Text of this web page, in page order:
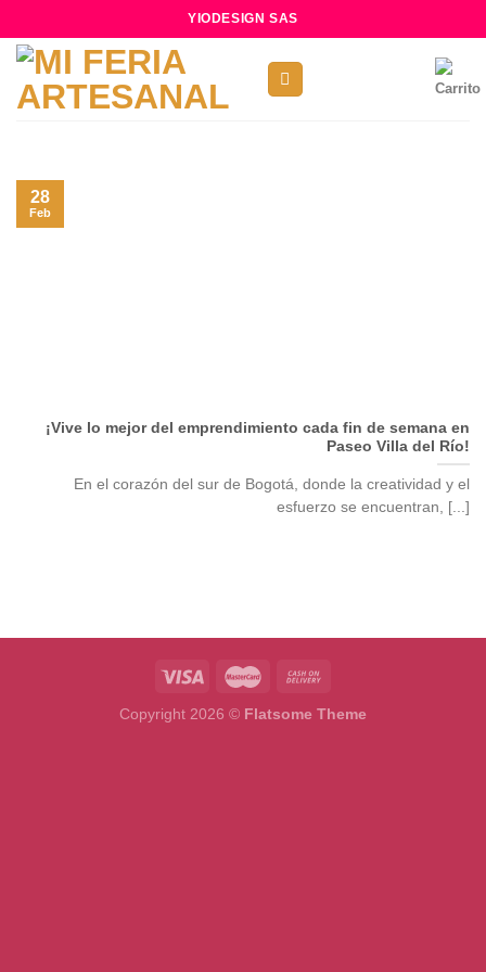
to
content
YIODESIGN SAS
¡Vive lo mejor del emprendimiento cada fin de semana en
Paseo Villa del Río!
En el corazón del sur de Bogotá, donde la creatividad y el
esfuerzo se encuentran, [...]
28
Feb
Copyright 2026 © Flatsome Theme